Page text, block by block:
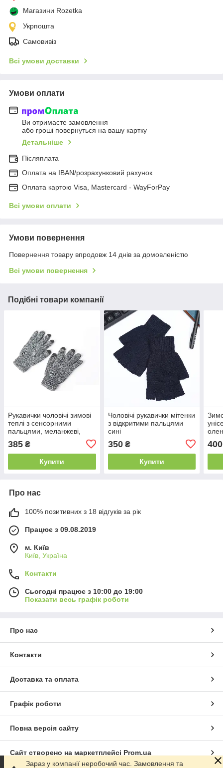
Магазини Rozetka
Укрпошта
Самовивіз
Всі умови доставки
Умови оплати
Ви отримаєте замовлення
або гроші повернуться на вашу картку
Детальніше
Післяплата
Оплата на IBAN/розрахунковий рахунок
Оплата картою Visa, Mastercard - WayForPay
Всі умови оплати
Умови повернення
Повернення товару впродовж 14 днів за домовленістю
Всі умови повернення
Подібні товари компанії
Рукавички чоловічі зимові
теплі з сенсорними
пальцями, меланжеві,
385 ₴
Купити
Чоловічі рукавички мітенки
з відкритими пальцями
сині
350₴
Купити
400
Про нас
100% позитивних з 18 відгуків за рік
Працює з 09.08.2019
м. Київ
Київ, Україна
Контакти
Сьогодні працює з 10:00 до 19:00
Показати весь графік роботи
Про нас
Контакти
Доставка та оплата
Графік роботи
Повна версія сайту
Сайт створено на маркетплейсі Prom.ua
Зараз у компанії неробочий час. Замовлення та